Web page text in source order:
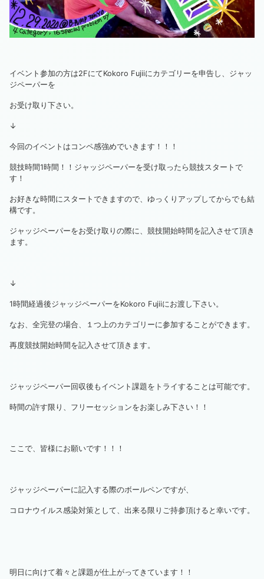
イベント参加の方は2FにてKokoro Fujiiにカテゴリーを申告し、ジャッ
ジペーパーを
お受け取り下さい。
↓
今回のイベントはコンペ感強めでいきます！！！
競技時間1時間！！ジャッジペーパーを受け取ったら競技スタートで
す！
お好きな時間にスタートできますので、ゆっくりアップしてからでも結
構です。
ジャッジペーパーをお受け取りの際に、競技開始時間を記入させて頂き
ます。
↓
1時間経過後ジャッジペーパーをKokoro Fujiiにお渡し下さい。
なお、全完登の場合、１つ上のカテゴリーに参加することができます。
再度競技開始時間を記入させて頂きます。
ジャッジペーパー回収後もイベント課題をトライすることは可能です。
時間の許す限り、フリーセッションをお楽しみ下さい！！
ここで、皆様にお願いです！！！
ジャッジペーパーに記入する際のボールペンですが、
コロナウイルス感染対策として、出来る限りご持参頂けると幸いです。
明日に向けて着々と課題が仕上がってきています！！